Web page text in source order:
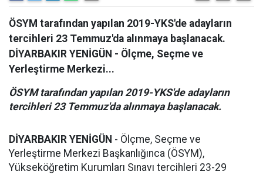
ÖSYM tarafından yapılan 2019-YKS'de adayların
tercihleri 23 Temmuz'da alınmaya başlanacak.
DİYARBAKIR YENİGÜN - Ölçme, Seçme ve
Yerleştirme Merkezi...
ÖSYM tarafından yapılan 2019-YKS'de adayların
tercihleri 23 Temmuz'da alınmaya başlanacak.
DİYARBAKIR YENİGÜN - Ölçme, Seçme ve
Yerleştirme Merkezi Başkanlığınca (ÖSYM),
Yükseköğretim Kurumları Sınavı tercihleri 23-29